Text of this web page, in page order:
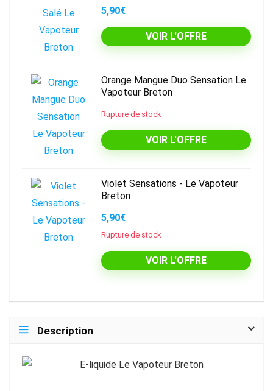
5,90€
VOIR L'OFFRE
Orange Mangue Duo Sensation Le
Vapoteur Breton
Rupture de stock
VOIR L'OFFRE
Violet Sensations - Le Vapoteur
Breton
5,90€
Rupture de stock
VOIR L'OFFRE
Description